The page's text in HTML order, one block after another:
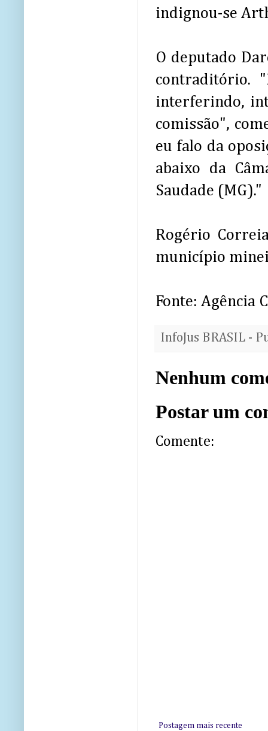
indignou-se
O deputado
contraditório.
interferindo,
comissão",
eu falo da
abaixo da
Saudade (MG)."
Rogério
município
Fonte: Agência
InfoJus BRASIL -
Nenhum
Postar um
Comente:
Postagem mais recente